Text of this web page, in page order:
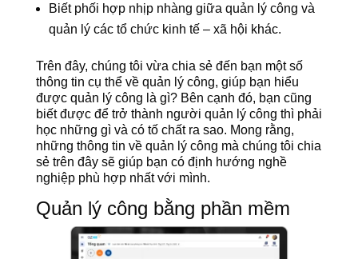
Biết phối hợp nhịp nhàng giữa quản lý công và
quản lý các tổ chức kinh tế – xã hội khác.
Trên đây, chúng tôi vừa chia sẻ đến bạn một số
thông tin cụ thể về quản lý công, giúp bạn hiểu
được quản lý công là gì? Bên cạnh đó, bạn cũng
biết được để trở thành người quản lý công thì phải
học những gì và có tố chất ra sao. Mong rằng,
những thông tin về quản lý công mà chúng tôi chia
sẻ trên đây sẽ giúp bạn có định hướng nghề
nghiệp phù hợp nhất với mình.
Quản lý công bằng phần mềm